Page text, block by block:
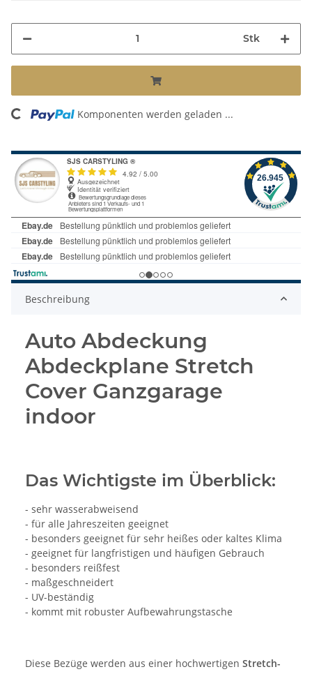
Stk
Komponenten werden geladen ...
Beschreibung
Auto Abdeckung
Abdeckplane Stretch
Cover Ganzgarage
indoor
Das Wichtigste im Überblick:
- sehr wasserabweisend
- für alle Jahreszeiten geeignet
- besonders geeignet für sehr heißes oder kaltes Klima
- geeignet für langfristigen und häufigen Gebrauch
- besonders reißfest
- maßgeschneidert
- UV-beständig
- kommt mit robuster Aufbewahrungstasche
Diese Bezüge werden aus einer hochwertigen Stretch-